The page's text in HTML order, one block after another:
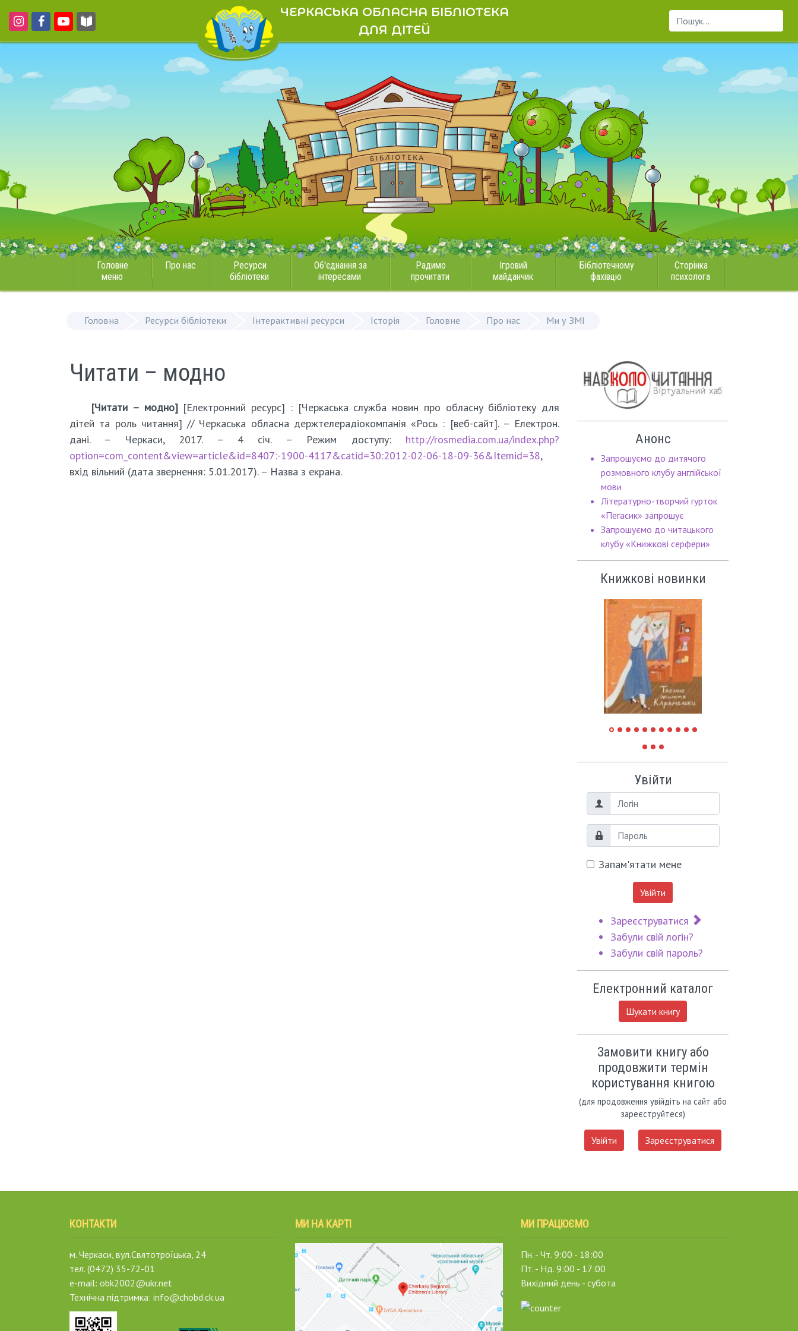
ЧЕРКАСЬКА ОБЛАСНА БІБЛІОТЕКА
ДЛЯ ДІТЕЙ
Пошук...
Головне
меню
Про нас
Ресурси
бібліотеки
Об'єднання за
інтересами
Радимо
прочитати
Ігровий
майданчик
Бібліотечному
фахівцю
Сторінка
психолога
Головна Ресурси бібліотеки Інтерактивні ресурси Історія Головне Про нас Ми у ЗМІ
Читати – модно
[Читати – модно][Електронний ресурс] : [Черкаська служба новин про обласну бібліотеку для
дітей та роль читання] // Черкаська обласна держтелерадіокомпанія «Рось : [веб-сайт]. – Електрон.
дані. – Черкаси, 2017. – 4 січ. – Режим доступу: http://rosmedia.com.ua/index.php?
option=com_content&view=article&id=8407:-1900-4117&catid=30:2012-02-06-18-09-36&Itemid=38,
вхід вільний (дата звернення: 5.01.2017). – Назва з екрана.
Анонс
Запрошуємо до дитячого
розмовного клубу англійської
мови
Літературно-творчий гурток
«Пегасик» запрошує
Запрошуємо до читацького
клубу «Книжкові серфери»
Книжкові новинки
Увійти
Логін
Пароль
Запам'ятати мене
Увійти
Зареєструватися
Забули свій логін?
Забули свій пароль?
Електронний каталог
Шукати книгу
Замовити книгу або
продовжити термін
користування книгою
(для продовження увійдіть на сайт або
зареєструйтеся)
Увійти Зареєструватися
КОНТАКТИ
м. Черкаси, вул.Святотроїцька, 24
тел. (0472) 35-72-01
e-mail: obk2002@ukr.net
Технічна підтримка: info@chobd.ck.ua
МИ НА КАРТІ МИ ПРАЦЮЄМО
Пн. - Чт. 9:00 - 18:00
Пт. - Нд. 9:00 - 17:00
Вихідний день - субота